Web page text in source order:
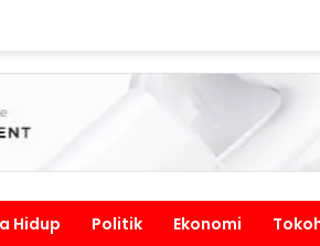
Hidup Politik Ekonomi